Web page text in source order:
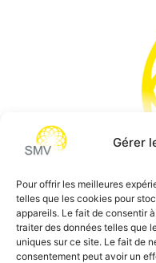
Gérer
Pour offrir les meilleures
telles que les cookies pour
appareils. Le fait de consentir
traiter des données telles que
uniques sur ce site. Le fait de
consentement peut avoir un
SMV permet de vous
permettre de vous